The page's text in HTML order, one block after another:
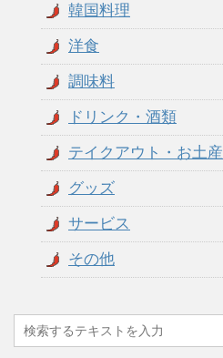
韓国料理
洋食
調味料
ドリンク・酒類
テイクアウト・お土産
グッズ
サービス
その他